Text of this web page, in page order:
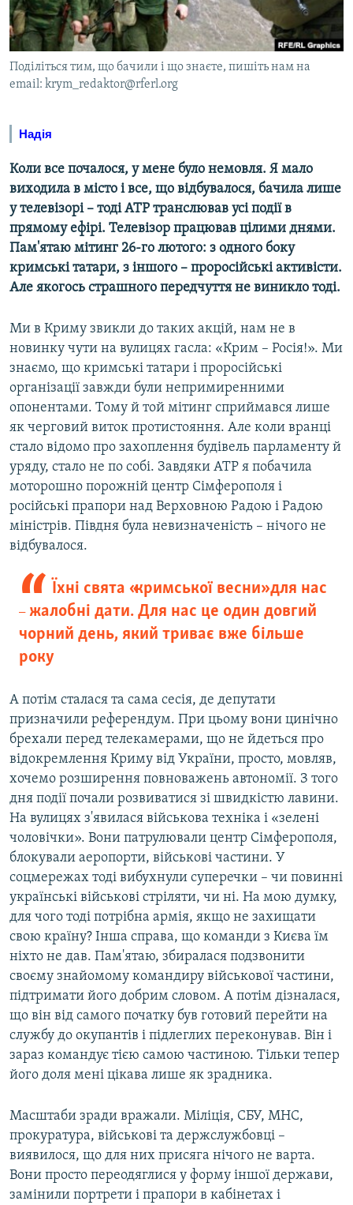
ВІДЕОУРОКИ «ELIFBE»
СВІДЧЕННЯ ОКУПАЦІЇ
УКРАЇНСЬКА ПРОБЛЕМА КРИМУ
Русский
Qırımtatar
Усі сайти RFE/RL
Поділіться тим, що бачили і що знаєте, пишіть нам на
email: krym_redaktor@rferl.org
Надія
Коли все почалося, у мене було немовля. Я мало
виходила в місто і все, що відбувалося, бачила лише
у телевізорі – тоді АТР транслював усі події в
прямому ефірі. Телевізор працював цілими днями.
Пам'ятаю мітинг 26-го лютого: з одного боку
кримські татари, з іншого – проросійські активісти.
Але якогось страшного передчуття не виникло тоді.
Ми в Криму звикли до таких акцій, нам не в
новинку чути на вулицях гасла: «Крим – Росія!». Ми
знаємо, що кримські татари і проросійські
організації завжди були непримиренними
опонентами. Тому й той мітинг сприймався лише
як черговий виток протистояння. Але коли вранці
стало відомо про захоплення будівель парламенту й
уряду, стало не по собі. Завдяки АТР я побачила
моторошно порожній центр Сімферополя і
російські прапори над Верховною Радою і Радою
міністрів. Півдня була невизначеність – нічого не
відбувалося.
Їхні свята «кримської весни» для нас
–жалобні дати. Для нас це один довгий
чорний день, який триває вже більше
року
А потім сталася та сама сесія, де депутати
призначили референдум. При цьому вони цинічно
брехали перед телекамерами, що не йдеться про
відокремлення Криму від України, просто, мовляв,
хочемо розширення повноважень автономії. З того
дня події почали розвиватися зі швидкістю лавини.
На вулицях з'явилася військова техніка і «зелені
чоловічки». Вони патрулювали центр Сімферополя,
блокували аеропорти, військові частини. У
соцмережах тоді вибухнули суперечки – чи повинні
українські військові стріляти, чи ні. На мою думку,
для чого тоді потрібна армія, якщо не захищати
свою країну? Інша справа, що команди з Києва їм
ніхто не дав. Пам'ятаю, збиралася подзвонити
своєму знайомому командиру військової частини,
підтримати його добрим словом. А потім дізналася,
що він від самого початку був готовий перейти на
службу до окупантів і підлеглих переконував. Він і
зараз командує тією самою частиною. Тільки тепер
його доля мені цікава лише як зрадника.
Масштаби зради вражали. Міліція, СБУ, МНС,
прокуратура, військові та держслужбовці –
виявилося, що для них присяга нічого не варта.
Вони просто переодяглися у форму іншої держави,
замінили портрети і прапори в кабінетах і